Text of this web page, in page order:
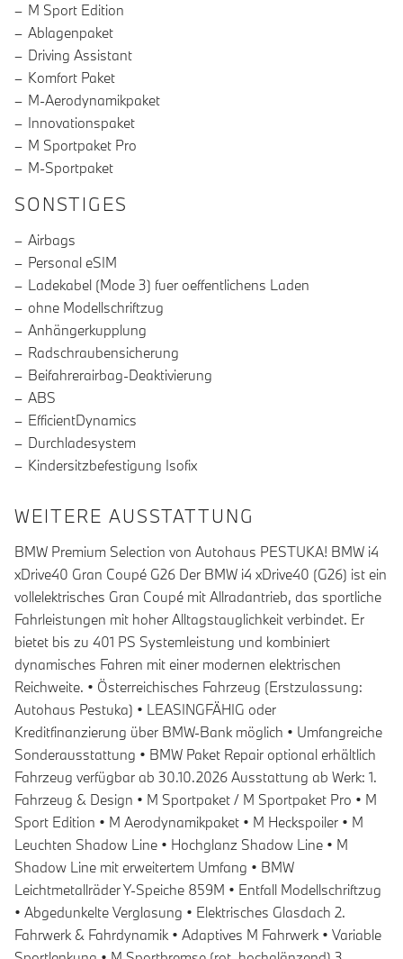
M Sport Edition
Ablagenpaket
Driving Assistant
Komfort Paket
M-Aerodynamikpaket
Innovationspaket
M Sportpaket Pro
M-Sportpaket
SONSTIGES
Airbags
Personal eSIM
Ladekabel (Mode 3) fuer oeffentlichens Laden
ohne Modellschriftzug
Anhängerkupplung
Radschraubensicherung
Beifahrerairbag-Deaktivierung
ABS
EfficientDynamics
Durchladesystem
Kindersitzbefestigung Isofix
WEITERE AUSSTATTUNG
BMW Premium Selection von Autohaus PESTUKA! BMW i4
xDrive40 Gran Coupé G26 Der BMW i4 xDrive40 (G26) ist ein
vollelektrisches Gran Coupé mit Allradantrieb, das sportliche
Fahrleistungen mit hoher Alltagstauglichkeit verbindet. Er
bietet bis zu 401 PS Systemleistung und kombiniert
dynamisches Fahren mit einer modernen elektrischen
Reichweite. • Österreichisches Fahrzeug (Erstzulassung:
Autohaus Pestuka) • LEASINGFÄHIG oder
Kreditfinanzierung über BMW-Bank möglich • Umfangreiche
Sonderausstattung • BMW Paket Repair optional erhältlich
Fahrzeug verfügbar ab 30.10.2026 Ausstattung ab Werk: 1.
Fahrzeug & Design • M Sportpaket / M Sportpaket Pro • M
Sport Edition • M Aerodynamikpaket • M Heckspoiler • M
Leuchten Shadow Line • Hochglanz Shadow Line • M
Shadow Line mit erweitertem Umfang • BMW
Leichtmetallräder Y-Speiche 859M • Entfall Modellschriftzug
• Abgedunkelte Verglasung • Elektrisches Glasdach 2.
Fahrwerk & Fahrdynamik • Adaptives M Fahrwerk • Variable